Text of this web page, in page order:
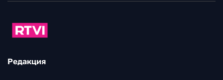
Редакция